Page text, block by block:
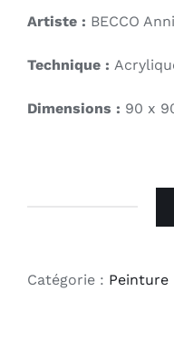
Artiste : BECCO
Technique :
Dimensions : 90 x
Catégorie : Peinture